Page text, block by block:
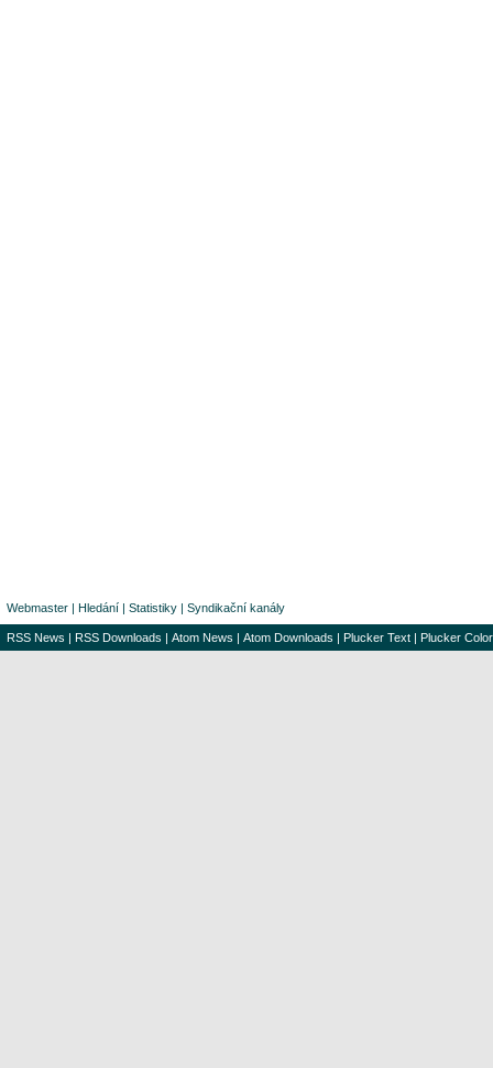
Webmaster | Hledání | Statistiky | Syndikační kanály
RSS News | RSS Downloads | Atom News | Atom Downloads | Plucker Text | Plucker Color